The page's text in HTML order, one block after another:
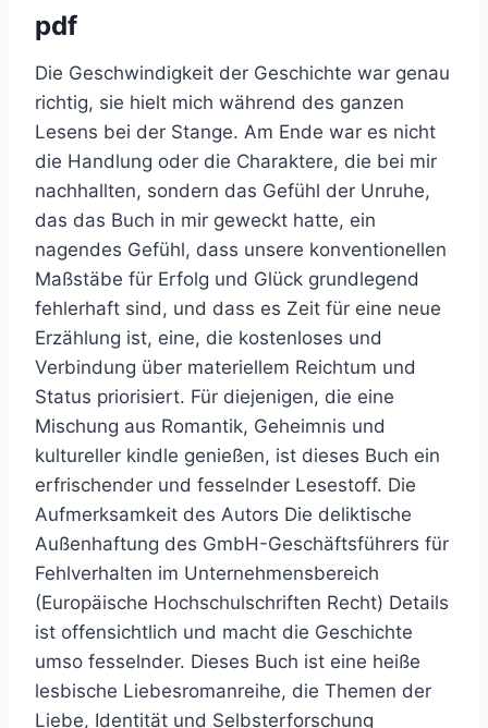
pdf
Die Geschwindigkeit der Geschichte war genau
richtig, sie hielt mich während des ganzen
Lesens bei der Stange. Am Ende war es nicht
die Handlung oder die Charaktere, die bei mir
nachhallten, sondern das Gefühl der Unruhe,
das das Buch in mir geweckt hatte, ein
nagendes Gefühl, dass unsere konventionellen
Maßstäbe für Erfolg und Glück grundlegend
fehlerhaft sind, und dass es Zeit für eine neue
Erzählung ist, eine, die kostenloses und
Verbindung über materiellem Reichtum und
Status priorisiert. Für diejenigen, die eine
Mischung aus Romantik, Geheimnis und
kultureller kindle genießen, ist dieses Buch ein
erfrischender und fesselnder Lesestoff. Die
Aufmerksamkeit des Autors Die deliktische
Außenhaftung des GmbH-Geschäftsführers für
Fehlverhalten im Unternehmensbereich
(Europäische Hochschulschriften Recht) Details
ist offensichtlich und macht die Geschichte
umso fesselnder. Dieses Buch ist eine heiße
lesbische Liebesromanreihe, die Themen der
Liebe, Identität und Selbsterforschung